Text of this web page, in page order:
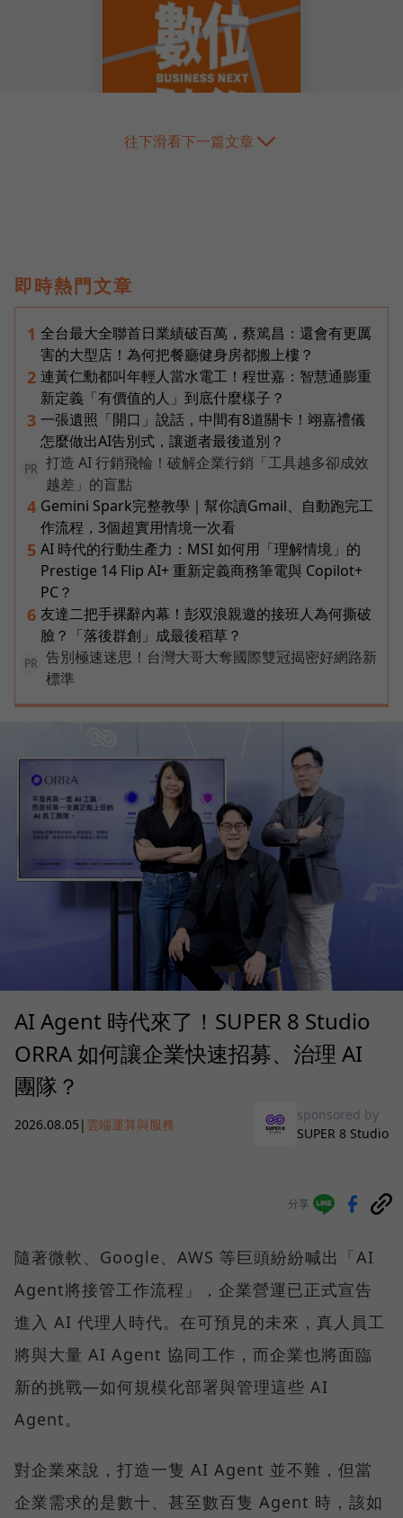
往下滑看下一篇文章
即時熱門文章
1 全台最大全聯首日業績破百萬，蔡篤昌：還會有更厲
害的大型店！為何把餐廳健身房都搬上樓？
2 連黃仁勳都叫年輕人當水電工！程世嘉：智慧通膨重
新定義「有價值的人」到底什麼樣子？
3 一張遺照「開口」說話，中間有8道關卡！翊嘉禮儀
怎麼做出AI告別式，讓逝者最後道別？
PR
打造 AI 行銷飛輪！破解企業行銷「工具越多卻成效
越差」的盲點
4 Gemini Spark完整教學｜幫你讀Gmail、自動跑完工
作流程，3個超實用情境一次看
5 AI 時代的行動生產力：MSI 如何用「理解情境」的
Prestige 14 Flip AI+ 重新定義商務筆電與 Copilot+
PC？
6 友達二把手裸辭內幕！彭双浪親邀的接班人為何撕破
臉？「落後群創」成最後稻草？
PR
告別極速迷思！台灣大哥大奪國際雙冠揭密好網路新
標準
AI Agent 時代來了！SUPER 8 Studio
ORRA 如何讓企業快速招募、治理 AI
團隊？
2026.08.05 | 雲端運算與服務
sponsored by
SUPER 8 Studio
分享
隨著微軟、Google、AWS 等巨頭紛紛喊出「AI
Agent將接管工作流程」，企業營運已正式宣告
進入 AI 代理人時代。在可預見的未來，真人員工
將與大量 AI Agent 協同工作，而企業也將面臨
新的挑戰—如何規模化部署與管理這些 AI
Agent。
對企業來說，打造一隻 AI Agent 並不難，但當
企業需求的是數十、甚至數百隻 Agent 時，該如